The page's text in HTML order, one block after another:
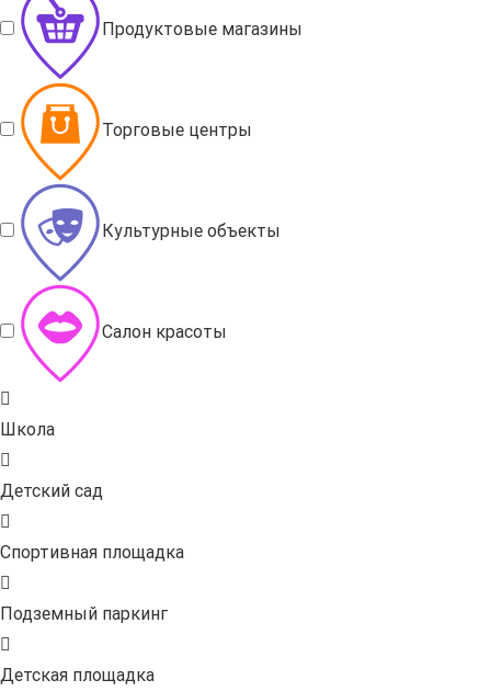
Продуктовые магазины
Торговые центры
Культурные объекты
Салон красоты
Школа
Детский сад
Спортивная площадка
Подземный паркинг
Детская площадка